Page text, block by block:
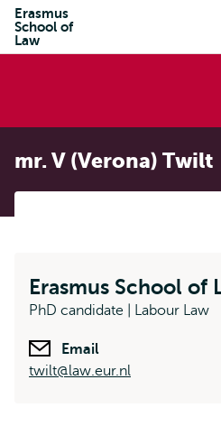
Erasmus
School of
Law
mr. V (Verona) Twilt
Erasmus School of
PhD candidate | Labour Law
Email
twilt@law.eur.nl